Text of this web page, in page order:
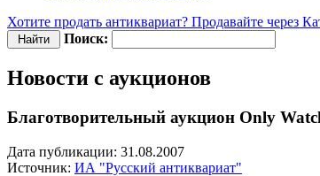
Хотите продать антиквариат? Продавайте через
Поиск:
Новости с аукционов
Благотворительный аукцион Only
Дата публикации: 31.08.2007
Источник: ИА "Русский антиквариат"